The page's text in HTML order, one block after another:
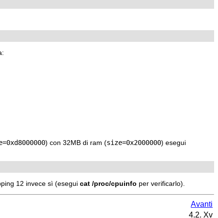
) con 32MB di ram (size=0x2000000) esegui
12 invece sì (esegui cat /proc/cpuinfo per verificarlo).
Avanti
4.2. Xv